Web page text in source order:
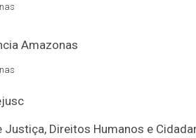
Justiça, Direitos Humanos e